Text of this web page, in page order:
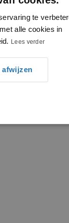
te
alle cookies in
Lees verder
afwijzen